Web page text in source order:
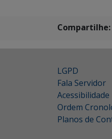
Compartilhe:
LGPD
Fala Servidor
Acessibilidade
Ordem
Planos de